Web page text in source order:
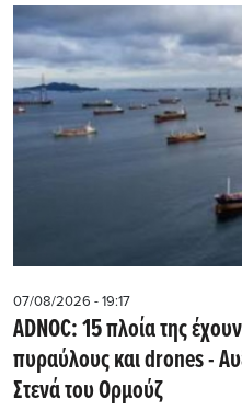
07/08/2026 - 19:17
ADNOC: 15 πλοία της
πυραύλους και drones - Aυξάνονται οι κίνδυνοι στα
Στενά του Ορμούζ